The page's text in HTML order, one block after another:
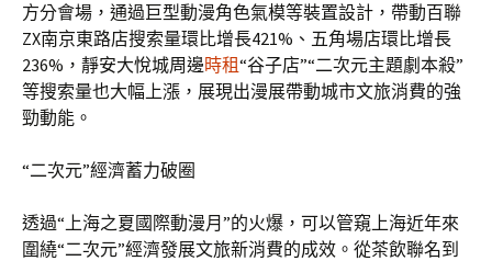
方分會場，通過巨型動漫角色氣模等裝置設計，帶動百聯
ZX南京東路店搜索量環比增長421%、五角場店環比增長
236%，靜安大悅城周邊時租“谷子店”“二次元主題劇本殺”
等搜索量也大幅上漲，展現出漫展帶動城市文旅消費的強
勁動能。
“二次元”經濟蓄力破圈
透過“上海之夏國際動漫月”的火爆，可以管窺上海近年來
圍繞“二次元”經濟發展文旅新消費的成效。從茶飲聯名到